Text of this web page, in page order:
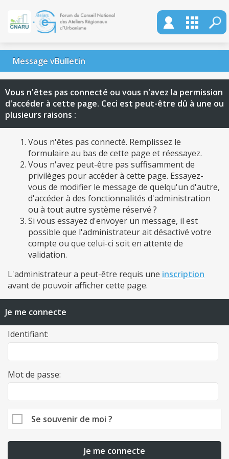
Message vBulletin
Vous n'êtes pas connecté ou vous n'avez la permission
d'accéder à cette page. Ceci est peut-être dû à une ou
plusieurs raisons :
Vous n'êtes pas connecté. Remplissez le
formulaire au bas de cette page et réessayez.
Vous n'avez peut-être pas suffisamment de
privilèges pour accéder à cette page. Essayez-
vous de modifier le message de quelqu'un d'autre,
d'accéder à des fonctionnalités d'administration
ou à tout autre système réservé ?
Si vous essayez d'envoyer un message, il est
possible que l'administrateur ait désactivé votre
compte ou que celui-ci soit en attente de
validation.
L'administrateur a peut-être requis une inscription
avant de pouvoir afficher cette page.
Je me connecte
Identifiant:
Mot de passe:
Se souvenir de moi ?
Je me connecte